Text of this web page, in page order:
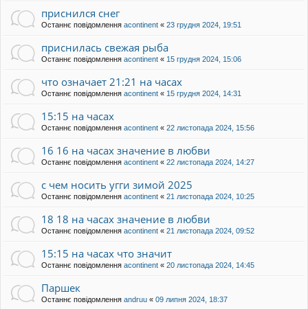
приснился снег
Останнє повідомлення acontinent « 23 грудня 2024, 19:51
приснилась свежая рыба
Останнє повідомлення acontinent « 15 грудня 2024, 15:06
что означает 21:21 на часах
Останнє повідомлення acontinent « 15 грудня 2024, 14:31
15:15 на часах
Останнє повідомлення acontinent « 22 листопада 2024, 15:56
16 16 на часах значение в любви
Останнє повідомлення acontinent « 22 листопада 2024, 14:27
с чем носить угги зимой 2025
Останнє повідомлення acontinent « 21 листопада 2024, 10:25
18 18 на часах значение в любви
Останнє повідомлення acontinent « 21 листопада 2024, 09:52
15:15 на часах что значит
Останнє повідомлення acontinent « 20 листопада 2024, 14:45
Паршек
Останнє повідомлення andruu « 09 липня 2024, 18:37